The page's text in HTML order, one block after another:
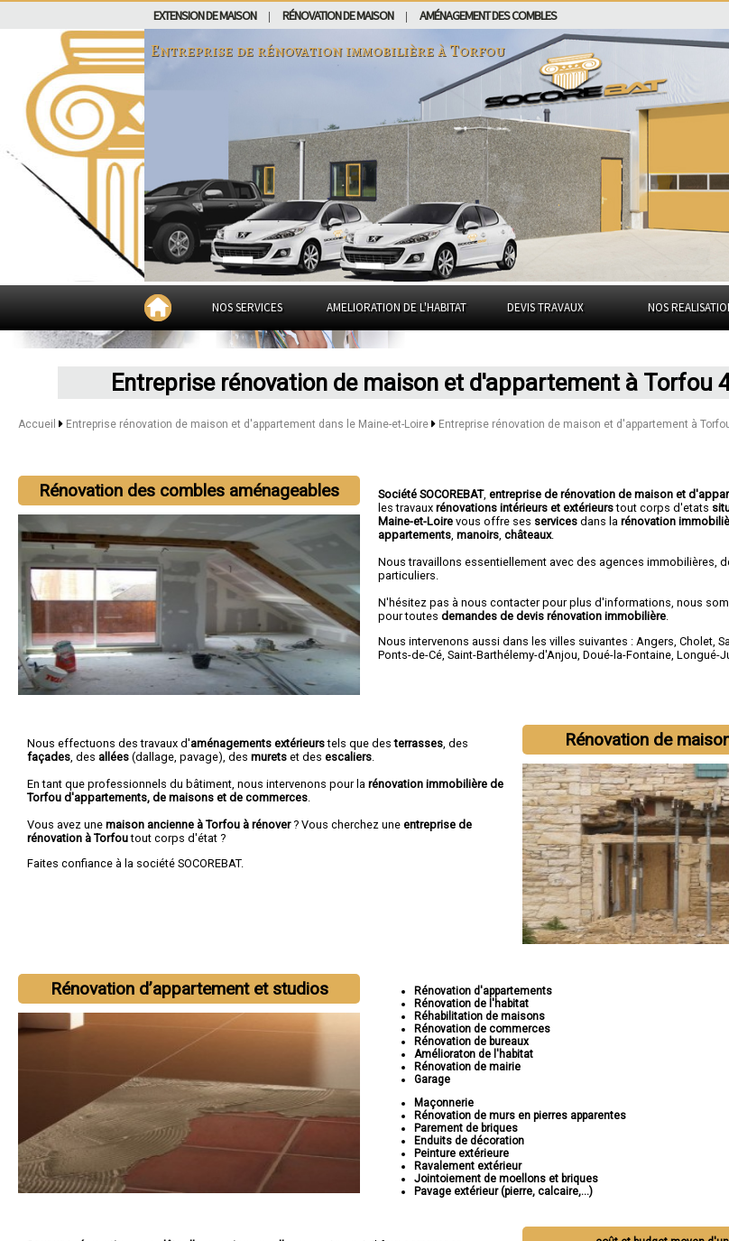
EXTENSION DE MAISON RÉNOVATION DE MAISON AMÉNAGEMENT DES COMBLES
Entreprise de rénovation immobilière àTorfou
NOS SERVICES AMELIORATION DE L'HABITAT DEVIS TRAVAUX NOS
Entreprise rénovation de maison et d'appartement à Torfou
Accueil Entreprise rénovation de maison et d'appartement dans le Maine-et-Loire Entreprise rénovation de maison et d'appartement à
Rénovation des combles aménageables Société SOCOREBAT,entreprise de rénovation de maison et
les travauxrénovations intérieurs et extérieurstout corps d'etats
Maine-et-Loirevous offre ses services dans larénovation
appartements ,manoirs ,châteaux.
Nous travaillons essentiellement avec des agences immobilières,
particuliers.
N'hésitez pas à nous contacter pour plus d'informations, nous
pour toutesdemandes de devis rénovation immobilière
Nous intervenons aussi dans les villes suivantes : Angers ,Cholet ,
Ponts-de-Cé ,Saint-Barthélemy-d'Anjou ,Doué-la-Fontaine ,Longué-
Rénovation de
Nous effectuons des travaux d'aménagements extérieurstels que desterrasses , des
façades , des allées (dallage, pavage), des murets et des escaliers
En tant que professionnels du bâtiment, nous intervenons pour la rénovation immobilière de
Torfou d'appartements, de maisons et de commerces
Vous avez une maison ancienne à Torfou à rénover? Vous cherchez une entreprise de
rénovation à Torfoutout corps d'état ?
Faites confiance à la société SOCOREBAT.
Rénovation d’appartement et studios
Rénovation d'appartements
Rénovation de l'habitat
Réhabilitation de maisons
Rénovation de commerces
Rénovation de bureaux
Amélioraton de l'habitat
Rénovation de mairie
Garage
Maçonnerie
Rénovation de murs en pierres apparentes
Parement de briques
Enduits de décoration
Peinture extérieure
Ravalement extérieur
Jointoiement de moellons et briques
Pavage extérieur (pierre, calcaire,...)